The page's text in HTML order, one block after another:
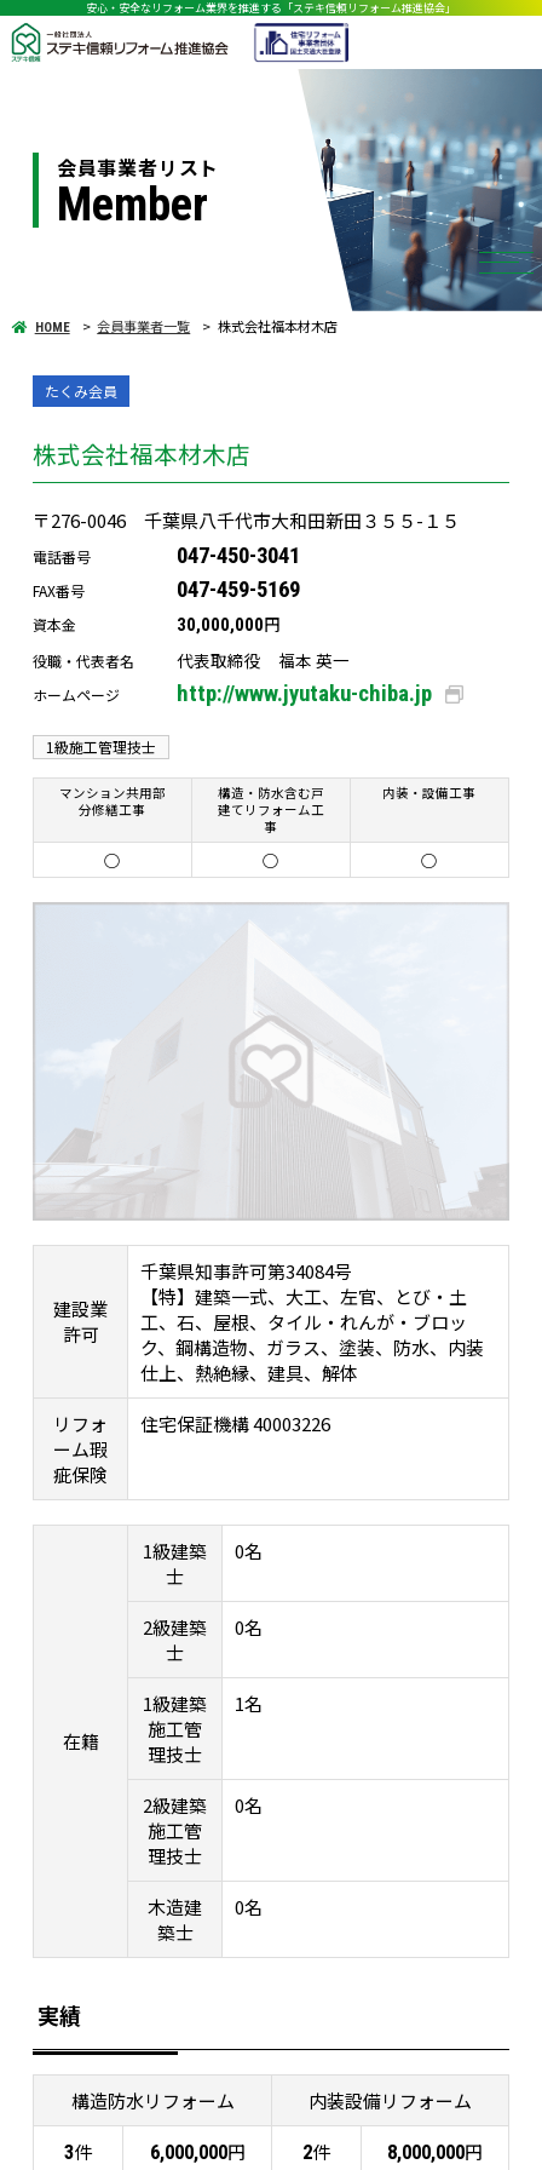
安心・安全なリフォーム業界を推進する「ステキ信頼リフォーム推進協会」
会員事業者リスト
Member
HOME 会員事業者一覧 株式会社福本材木店
株式会社福本材木店
たくみ会員
〒276-0046 千葉県八千代市大和田新田３５５-１５
電話番号 047-450-3041
FAX番号 047-459-5169
資本金 30,000,000円
役職・代表者名 代表取締役 福本 英一
ホームページ http://www.jyutaku-chiba.jp
1級施工管理技士
マンション共用部
分修繕工事
構造・防水含む戸
建てリフォーム工
事
内装・設備工事
○ ○ ○
建設業
許可
千葉県知事許可第34084号
【特】建築一式、大工、左官、とび・土
工、石、屋根、タイル・れんが・ブロッ
ク、鋼構造物、ガラス、塗装、防水、内装
仕上、熱絶縁、建具、解体
リフォ
ーム瑕
疵保険
住宅保証機構 40003226
在籍
1級建築
士
0名
2級建築
士
0名
1級建築
施工管
理技士
1名
2級建築
施工管
理技士
0名
木造建
築士
0名
実績
構造防水リフォーム 内装設備リフォーム
3件 6,000,000円 2件 8,000,000円